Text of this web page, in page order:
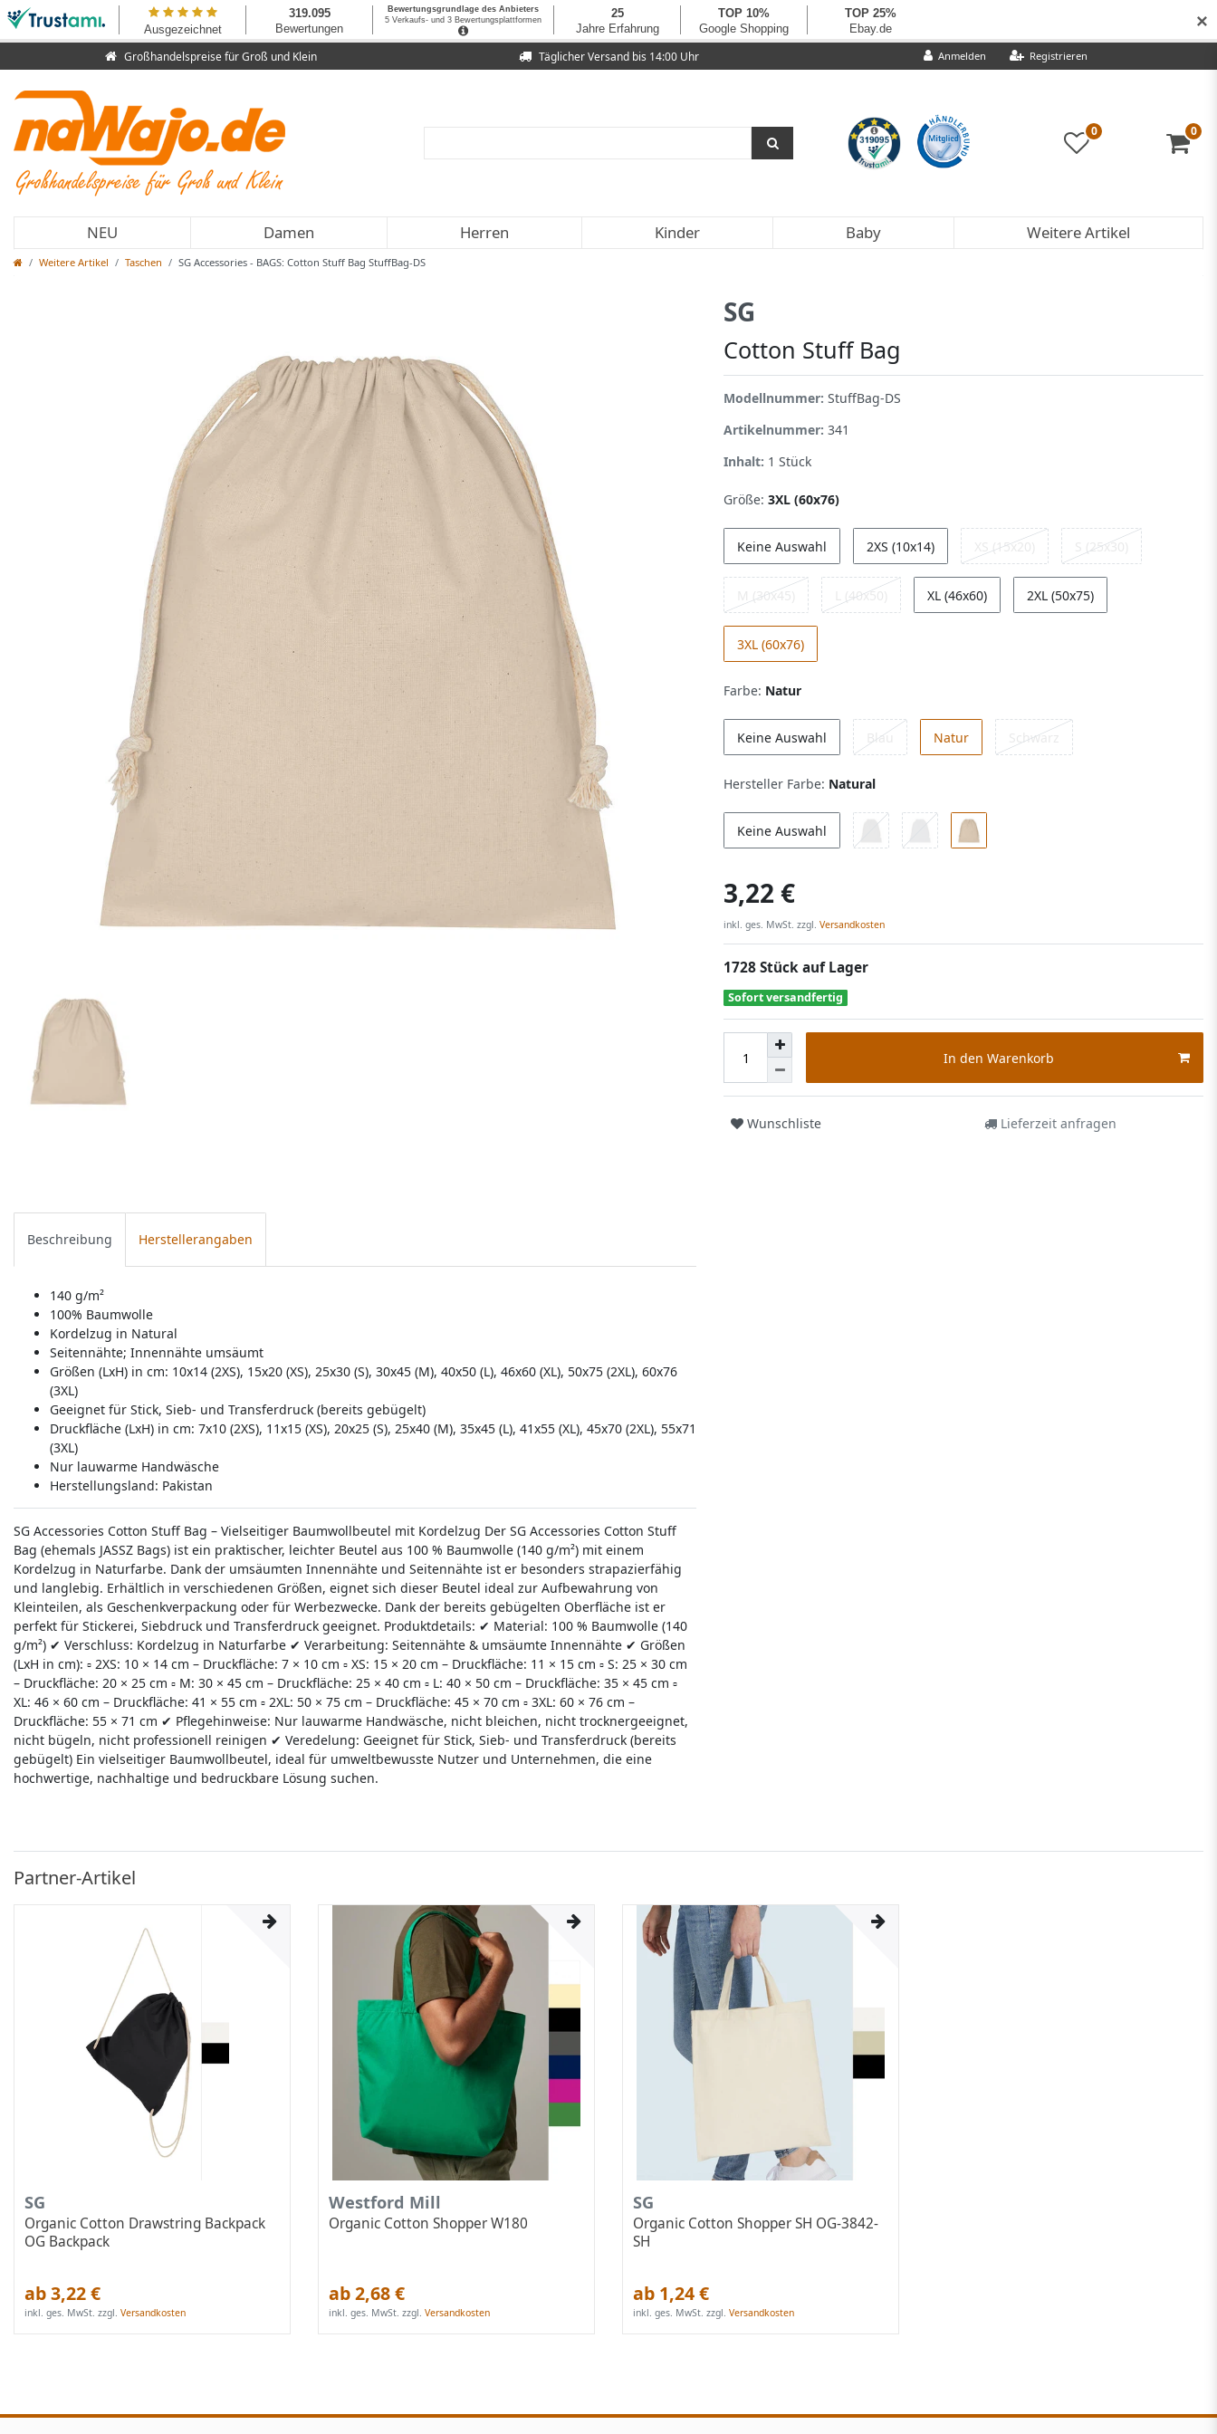
Anmelden Registrieren
Täglicher Versand bis 14:00 Uhr
Großhandelspreise für Groß und Klein
0 0
NEU Damen Herren Kinder Baby Weitere Artikel
Weitere Artikel Taschen SG Accessories - BAGS: Cotton Stuff Bag StuffBag-DS
SG
Cotton Stuff Bag
Modellnummer: StuffBag-DS
Artikelnummer: 341
Inhalt: 1 Stück
Größe: 3XL (60x76)
Keine Auswahl 2XS (10x14) XS (15x20) S (25x30)
M (30x45) L (40x50) XL (46x60) 2XL (50x75)
3XL (60x76)
Farbe: Natur
Keine Auswahl Blau Natur Schwarz
Hersteller Farbe: Natural
Keine Auswahl
3,22 €
inkl. ges. MwSt. zzgl. Versandkosten
1728 Stück auf Lager
Sofort versandfertig
In den Warenkorb
Wunschliste Lieferzeit anfragen
Beschreibung Herstellerangaben
140 g/m²
100% Baumwolle
Kordelzug in Natural
Seitennähte; Innennähte umsäumt
Größen (LxH) in cm: 10x14 (2XS), 15x20 (XS), 25x30 (S), 30x45 (M), 40x50 (L), 46x60 (XL), 50x75 (2XL), 60x76
(3XL)
Geeignet für Stick, Sieb- und Transferdruck (bereits gebügelt)
Druckfläche (LxH) in cm: 7x10 (2XS), 11x15 (XS), 20x25 (S), 25x40 (M), 35x45 (L), 41x55 (XL), 45x70 (2XL), 55x71
(3XL)
Nur lauwarme Handwäsche
Herstellungsland: Pakistan
SG Accessories Cotton Stuff Bag – Vielseitiger Baumwollbeutel mit Kordelzug Der SG Accessories Cotton Stuff
Bag (ehemals JASSZ Bags) ist ein praktischer, leichter Beutel aus 100 % Baumwolle (140 g/m²) mit einem
Kordelzug in Naturfarbe. Dank der umsäumten Innennähte und Seitennähte ist er besonders strapazierfähig
und langlebig. Erhältlich in verschiedenen Größen, eignet sich dieser Beutel ideal zur Aufbewahrung von
Kleinteilen, als Geschenkverpackung oder für Werbezwecke. Dank der bereits gebügelten Oberfläche ist er
perfekt für Stickerei, Siebdruck und Transferdruck geeignet. Produktdetails: ✔ Material: 100 % Baumwolle (140
g/m²) ✔ Verschluss: Kordelzug in Naturfarbe ✔ Verarbeitung: Seitennähte & umsäumte Innennähte ✔ Größen
(LxH in cm): ▫ 2XS: 10 × 14 cm – Druckfläche: 7 × 10 cm ▫ XS: 15 × 20 cm – Druckfläche: 11 × 15 cm ▫ S: 25 × 30 cm
– Druckfläche: 20 × 25 cm ▫ M: 30 × 45 cm – Druckfläche: 25 × 40 cm ▫ L: 40 × 50 cm – Druckfläche: 35 × 45 cm ▫
XL: 46 × 60 cm – Druckfläche: 41 × 55 cm ▫ 2XL: 50 × 75 cm – Druckfläche: 45 × 70 cm ▫ 3XL: 60 × 76 cm –
Druckfläche: 55 × 71 cm ✔ Pflegehinweise: Nur lauwarme Handwäsche, nicht bleichen, nicht trocknergeeignet,
nicht bügeln, nicht professionell reinigen ✔ Veredelung: Geeignet für Stick, Sieb- und Transferdruck (bereits
gebügelt) Ein vielseitiger Baumwollbeutel, ideal für umweltbewusste Nutzer und Unternehmen, die eine
hochwertige, nachhaltige und bedruckbare Lösung suchen.
Partner-Artikel
SG
Organic Cotton Drawstring Backpack
OG Backpack
ab 3,22 €
inkl. ges. MwSt. zzgl.Versandkosten
Westford Mill
Organic Cotton Shopper W180
ab 2,68 €
inkl. ges. MwSt. zzgl.Versandkosten
SG
Organic Cotton Shopper SH OG-3842-
SH
ab 1,24 €
inkl. ges. MwSt. zzgl.Versandkosten
✕